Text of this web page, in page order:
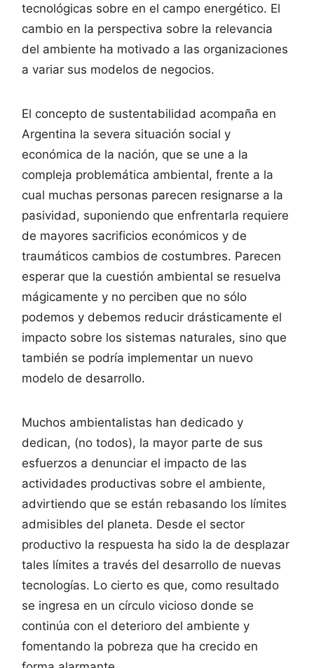
tecnológicas sobre en el campo energético. El
cambio en la perspectiva sobre la relevancia
del ambiente ha motivado a las organizaciones
a variar sus modelos de negocios.
El concepto de sustentabilidad acompaña en
Argentina la severa situación social y
económica de la nación, que se une a la
compleja problemática ambiental, frente a la
cual muchas personas parecen resignarse a la
pasividad, suponiendo que enfrentarla requiere
de mayores sacrificios económicos y de
traumáticos cambios de costumbres. Parecen
esperar que la cuestión ambiental se resuelva
mágicamente y no perciben que no sólo
podemos y debemos reducir drásticamente el
impacto sobre los sistemas naturales, sino que
también se podría implementar un nuevo
modelo de desarrollo.
Muchos ambientalistas han dedicado y
dedican, (no todos), la mayor parte de sus
esfuerzos a denunciar el impacto de las
actividades productivas sobre el ambiente,
advirtiendo que se están rebasando los límites
admisibles del planeta. Desde el sector
productivo la respuesta ha sido la de desplazar
tales límites a través del desarrollo de nuevas
tecnologías. Lo cierto es que, como resultado
se ingresa en un círculo vicioso donde se
continúa con el deterioro del ambiente y
fomentando la pobreza que ha crecido en